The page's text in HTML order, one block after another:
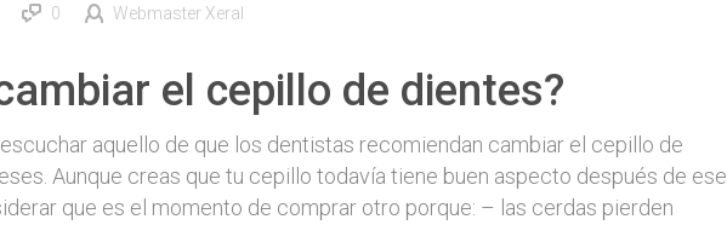
0 Webmaster Xeral
el cepillo de dientes?
aquello de que los dentistas recomiendan cambiar el cepillo de
Aunque creas que tu cepillo todavía tiene buen aspecto después de ese
que es el momento de comprar otro porque: – las cerdas pierden